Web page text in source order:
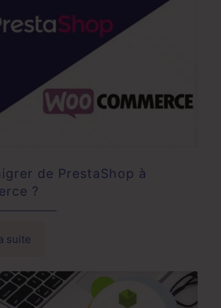
de PrestaShop à
?
suite